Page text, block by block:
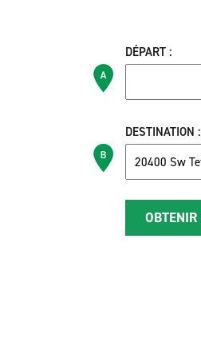
DÉPART :
DESTINATION :